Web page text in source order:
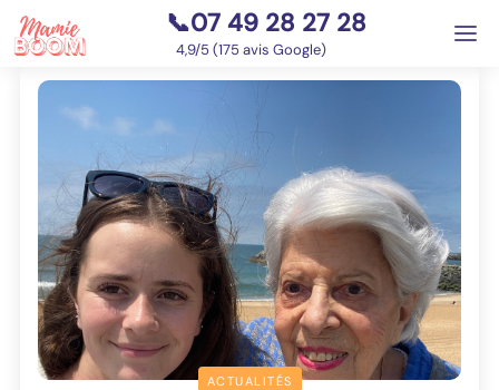
📞07 49 28 27 28
4,9/5 (175 avis Google)
ACTUALITÉS